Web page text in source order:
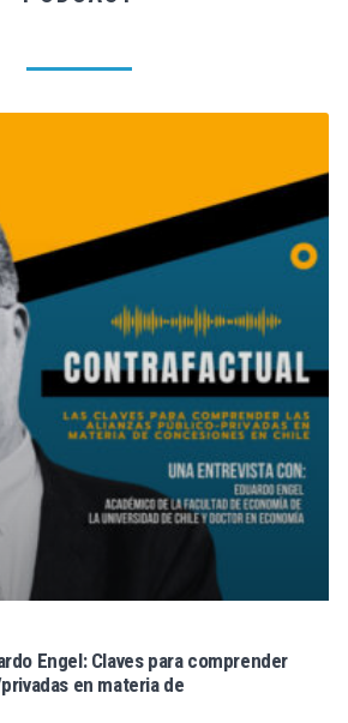
Engel: Claves para comprender
en materia de